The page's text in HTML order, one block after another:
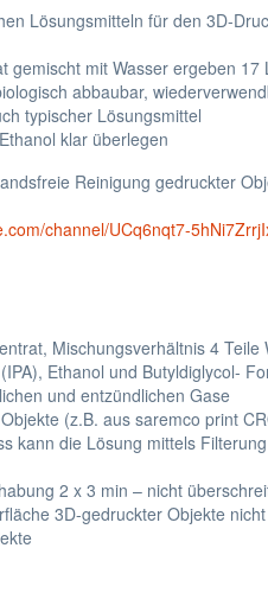
Lösungsmitteln für den 3D-
gemischt mit Wasser ergeben 17
abbaubar,
typischer Lösungsmittel
klar überlegen
Reinigung gedruckter
channel/UCq6nqt7-
Mischungsverhältnis 4 Teile
Ethanol und Butyldiglycol-
und entzündlichen Gase
(z.B. aus saremco print
kann die Lösung mittels
2 x 3 min – nicht
3D-gedruckter Objekte